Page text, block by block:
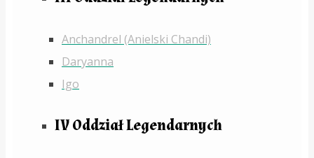
Anchandrel (Anielski Chandi)
Daryanna
Igo
IV Oddział Legendarnych